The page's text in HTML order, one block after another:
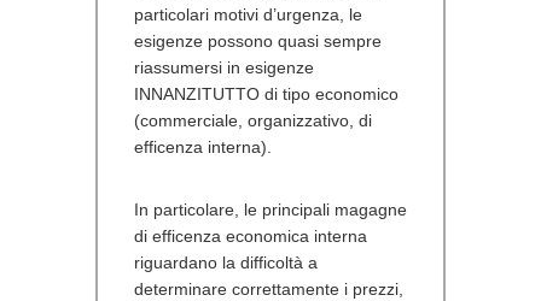
particolari motivi d’urgenza, le
esigenze possono quasi sempre
riassumersi in esigenze
INNANZITUTTO di tipo economico
(commerciale, organizzativo, di
efficenza interna).
In particolare, le principali magagne
di efficenza economica interna
riguardano la difficoltà a
determinare correttamente i prezzi,